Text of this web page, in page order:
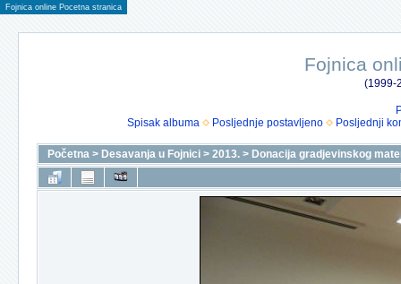
Fojnica online Pocetna stranica
Fojnica
(1999-
Spisak albuma
Posljednje postavljeno Posljednji
Početna > Desavanja u Fojnici > 2013. > Donacija gradjevinskog